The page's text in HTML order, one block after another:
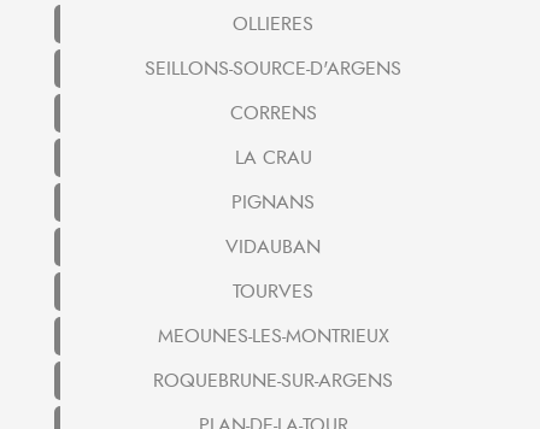
OLLIERES
SEILLONS-SOURCE-D'ARGENS
CORRENS
LA CRAU
PIGNANS
VIDAUBAN
TOURVES
MEOUNES-LES-MONTRIEUX
ROQUEBRUNE-SUR-ARGENS